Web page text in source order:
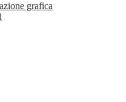
grafica